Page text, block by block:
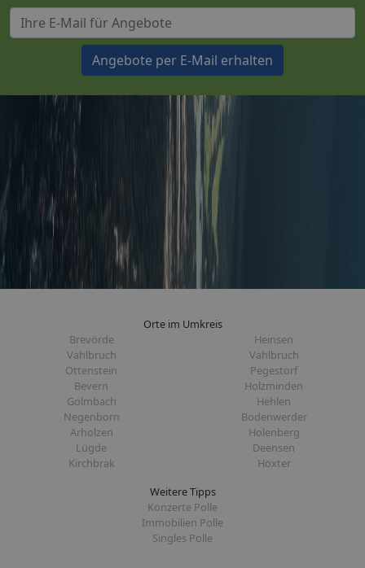
Angebote per E-Mail erhalten
Orte im Umkreis
Brevörde
Heinsen
Vahlbruch
Vahlbruch
Ottenstein
Pegestorf
Bevern
Holzminden
Golmbach
Hehlen
Negenborn
Bodenwerder
Arholzen
Holenberg
Lügde
Deensen
Kirchbrak
Höxter
Weitere Tipps
Konzerte Polle
Immobilien Polle
Singles Polle